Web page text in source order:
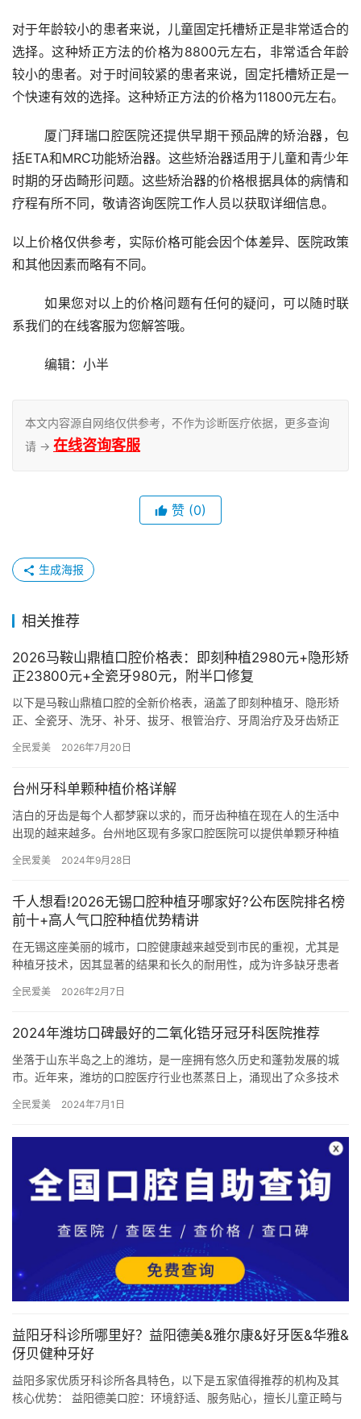
对于年龄较小的患者来说，儿童固定托槽矫正是非常适合的
选择。这种矫正方法的价格为8800元左右，非常适合年龄
较小的患者。对于时间较紧的患者来说，固定托槽矫正是一
个快速有效的选择。这种矫正方法的价格为11800元左右。
括ETA和MRC功能矫治器。这些矫治器适用于儿童和青少年
时期的牙齿畸形问题。这些矫治器的价格根据具体的病情和
疗程有所不同，敬请咨询医院工作人员以获取详细信息。
以上价格仅供参考，实际价格可能会因个体差异、医院政策
和其他因素而略有不同。
	如果您对以上的价格问题有任何的疑问，可以随时联
系我们的在线客服为您解答哦。
	编辑：小半
本文内容源自网络仅供参考，不作为诊断医疗依据，更多查询
请 → 在线咨询客服
赞 (0)
生成海报
相关推荐
2026马鞍山鼎植口腔价格表：即刻种植2980元+隐形矫
正23800元+全瓷牙980元，附半口修复
以下是马鞍山鼎植口腔的全新价格表，涵盖了即刻种植牙、隐形矫
正、全瓷牙、洗牙、补牙、拔牙、根管治疗、牙周治疗及牙齿矫正
格…
全民爱美 2026年7月20日
台州牙科单颗种植价格详解
洁白的牙齿是每个人都梦寐以求的，而牙齿种植在现在人的生活中
出现的越来越多。台州地区现有多家口腔医院可以提供单颗牙种植
了解台…
全民爱美 2024年9月28日
千人想看!2026无锡口腔种植牙哪家好?公布医院排名榜
前十+高人气口腔种植优势精讲
在无锡这座美丽的城市，口腔健康越来越受到市民的重视，尤其是
种植牙技术，因其显著的结果和长久的耐用性，成为许多缺牙患者
3-5…
全民爱美 2026年2月7日
2024年潍坊口碑最好的二氧化锆牙冠牙科医院推荐
坐落于山东半岛之上的潍坊，是一座拥有悠久历史和蓬勃发展的城
市。近年来，潍坊的口腔医疗行业也蒸蒸日上，涌现出了众多技术
医师…
全民爱美 2024年7月1日
益阳牙科诊所哪里好？益阳德美&雅尔康&好牙医&华雅&
伢贝健种牙好
益阳多家优质牙科诊所各具特色，以下是五家值得推荐的机构及其
核心优势： 益阳德美口腔：环境舒适、服务贴心，擅长儿童正畸与